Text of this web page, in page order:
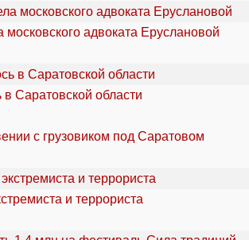
адвоката Еруслановой
Саратовской области
с грузовиком под Саратовом
и террориста